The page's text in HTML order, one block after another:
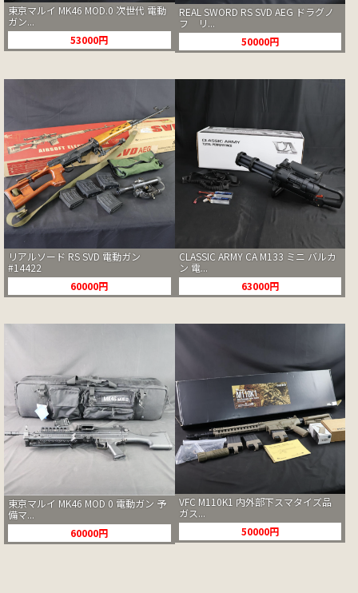
東京マルイ MK46 MOD.0 次世代 電動
ガン...
53000円
REAL SWORD RS SVD AEG ドラグノ
フ リ...
50000円
リアルソード RS SVD 電動ガン
#14422
60000円
CLASSIC ARMY CA M133 ミニ バルカ
ン 電...
63000円
東京マルイ MK46 MOD 0 電動ガン 予
備マ...
60000円
VFC M110K1 内外部下スマタイズ品
ガス...
50000円